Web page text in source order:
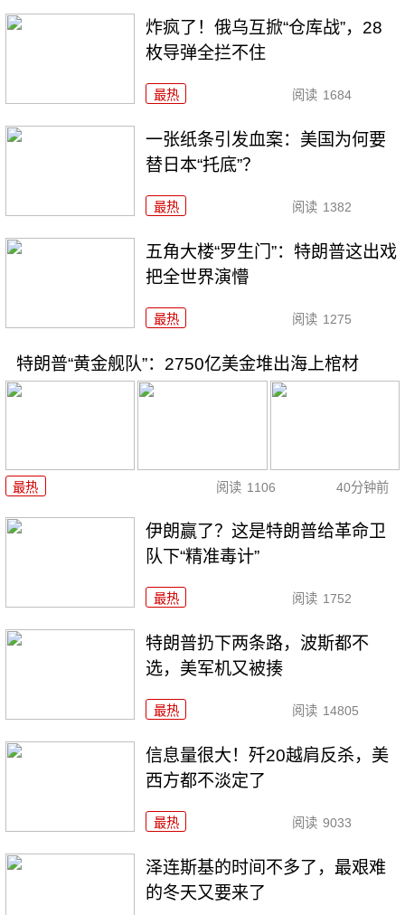
炸疯了！俄乌互掀“仓库战”，28
枚导弹全拦不住
最热 阅读 1684
一张纸条引发血案：美国为何要
替日本“托底”？
最热 阅读 1382
五角大楼“罗生门”：特朗普这出戏
把全世界演懵
最热 阅读 1275
特朗普“黄金舰队”：2750亿美金堆出海上棺材
最热 阅读 1106 40分钟前
伊朗赢了？这是特朗普给革命卫
队下“精准毒计”
最热 阅读 1752
特朗普扔下两条路，波斯都不
选，美军机又被揍
最热 阅读 14805
信息量很大！歼20越肩反杀，美
西方都不淡定了
最热 阅读 9033
泽连斯基的时间不多了，最艰难
的冬天又要来了